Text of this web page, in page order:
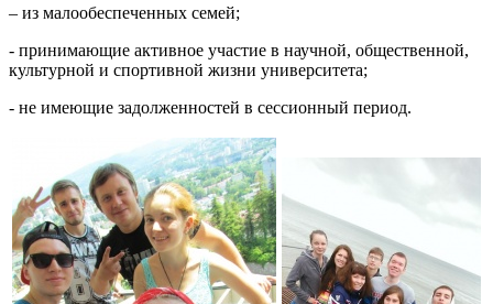
– из малообеспеченных семей;
- принимающие активное участие в научной, общественной,
культурной и спортивной жизни университета;
- не имеющие задолженностей в сессионный период.